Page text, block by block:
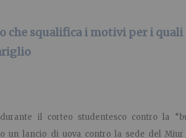
che squalifica i motivi per i
il corteo studentesco contro la
un lancio di uova contro la sede del